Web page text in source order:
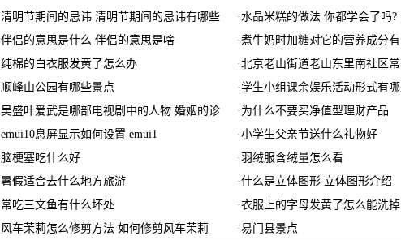
清明节期间的忌讳 清明节期间的忌讳有哪些 ·水晶米糕的做法 你都学会了吗?
伴侣的意思是什么 伴侣的意思是啥 ·煮牛奶时加糖对它的营养成分
纯棉的白衣服发黄了怎么办 ·北京老山街道老山东里南社区
顺峰山公园有哪些景点 ·学生小组课余娱乐活动形式有
吴盛叶爱武是哪部电视剧中的人物 婚姻的诊 · 为什么不要买净值型理财产品
emui10息屏显示如何设置 emui1 ·小学生父亲节送什么礼物好
脑梗塞吃什么好 ·羽绒服含绒量怎么看
暑假适合去什么地方旅游 ·什么是立体图形 立体图形介绍
常吃三文鱼有什么坏处 ·衣服上的字母发黄了怎么能洗掉
风车茉莉怎么修剪方法 如何修剪风车茉莉 ·易门县景点